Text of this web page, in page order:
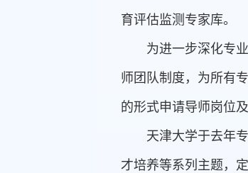
育评估监测专家库。
为进一步深化专
师团队制度，为所有
的形式申请导师岗位
天津大学于去年
才培养等系列主题，